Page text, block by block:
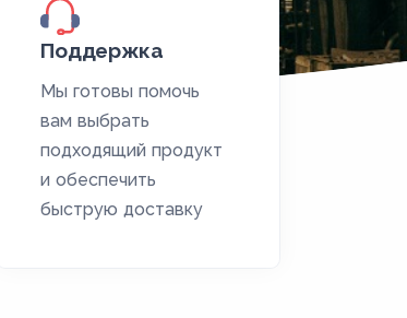
Поддержка
Мы готовы помочь
вам выбрать
подходящий продукт
и обеспечить
быструю доставку